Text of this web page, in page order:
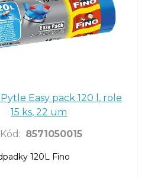
Easy pack 120 l, role
15 ks, 22 um
Kód : 8571050015
120L Fino